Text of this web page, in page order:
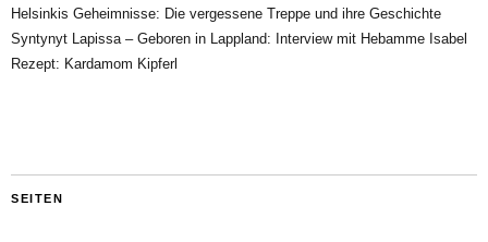
Helsinkis Geheimnisse: Die vergessene Treppe und ihre Geschichte
Syntynyt Lapissa – Geboren in Lappland: Interview mit Hebamme Isabel
Rezept: Kardamom Kipferl
SEITEN